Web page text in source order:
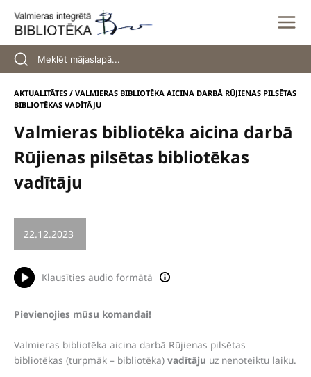
content
AKTUALITĀTES / VALMIERAS BIBLIOTĒKA AICINA DARBĀ RŪJIENAS PILSĒTAS
BIBLIOTĒKAS VADĪTĀJU
Valmieras bibliotēka aicina darbā
Rūjienas pilsētas bibliotēkas
vadītāju
22.12.2023
Klausīties audio formātā
Pievienojies mūsu komandai!
Valmieras bibliotēka aicina darbā Rūjienas pilsētas
bibliotēkas (turpmāk – bibliotēka) vadītāju uz nenoteiktu laiku.